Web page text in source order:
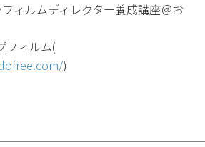
ィルムディレクター養成講座＠お
フィルム(
)